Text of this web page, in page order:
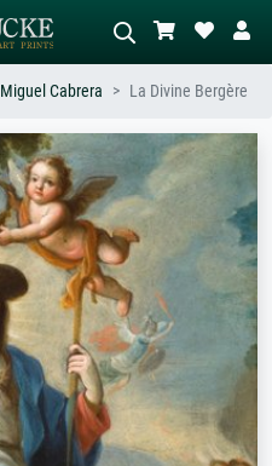
Recherche d'images IA
Décrivez la scène – ex. prairie verte,
abstrait avec beaucoup de rouge,
tableau sombre, nu debout près d'un
arbre.
Miguel Cabrera La Divine Bergère